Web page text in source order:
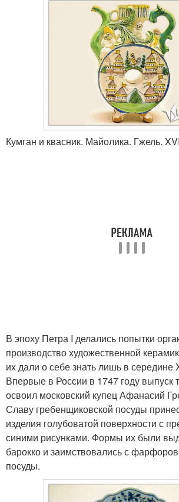
Кумган и квасник. Майолика. Гжель.
В эпоху Петра I делались попытки
производство художественной
их дали о себе знать лишь в середине
Впервые в России в 1747 году выпуск
освоил московский купец Афанасий
Славу гребенщиковской посуды
изделия голубоватой поверхности с
синими рисунками. Формы их были
барокко и заимствовались с
посуды.